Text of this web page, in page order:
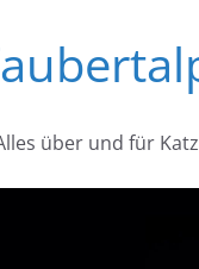
über und für